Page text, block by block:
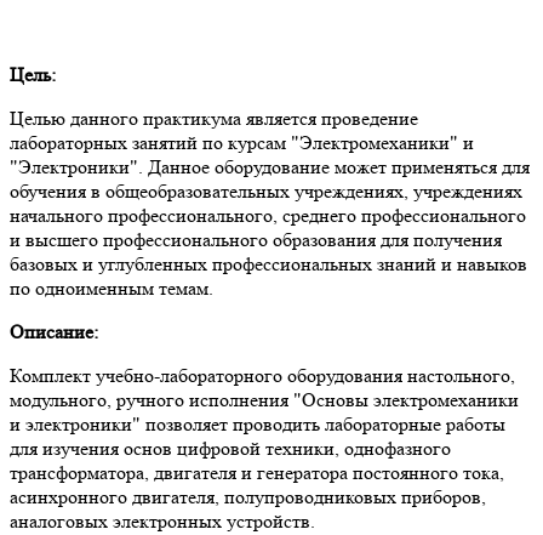
Цель:
Целью данного практикума является проведение
лабораторных занятий по курсам "Электромеханики" и
"Электроники". Данное оборудование может применяться для
обучения в общеобразовательных учреждениях, учреждениях
начального профессионального, среднего профессионального
и высшего профессионального образования для получения
базовых и углубленных профессиональных знаний и навыков
по одноименным темам.
Описание:
Комплект учебно-лабораторного оборудования настольного,
модульного, ручного исполнения "Основы электромеханики
и электроники" позволяет проводить лабораторные работы
для изучения основ цифровой техники, однофазного
трансформатора, двигателя и генератора постоянного тока,
асинхронного двигателя, полупроводниковых приборов,
аналоговых электронных устройств.